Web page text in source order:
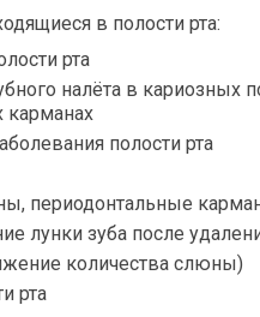
в полости рта:
рта
налёта в кариозных
карманах
полости рта
периодонтальные
лунки зуба после
количества слюны)
рта